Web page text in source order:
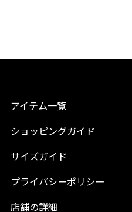
アイテム一覧
ショッピングガイド
サイズガイド
プライバシーポリシー
店舗の詳細